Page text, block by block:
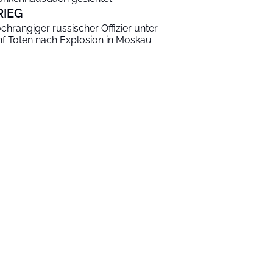
russischer Offizier unter
Toten nach Explosion in Moskau